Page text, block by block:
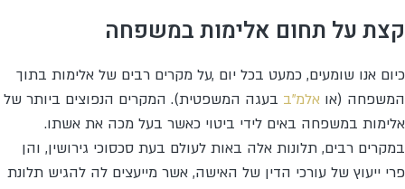
קצת על תחום אלימות במשפחה
כיום אנו שומעים, כמעט בכל יום ,על מקרים רבים של אלימות בתוך
המשפחה (או אלמ"ב בעגה המשפטית). המקרים הנפוצים ביותר של
אלימות במשפחה באים לידי ביטוי כאשר בעל מכה את אשתו.
במקרים רבים, תלונות אלה באות לעולם בעת סכסוכי גירושין, והן
פרי ייעוץ של עורכי הדין של האישה, אשר מייעצים לה להגיש תלונת